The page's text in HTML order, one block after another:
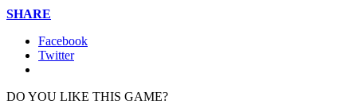
SHARE
Facebook
Twitter
DO YOU LIKE THIS GAME?